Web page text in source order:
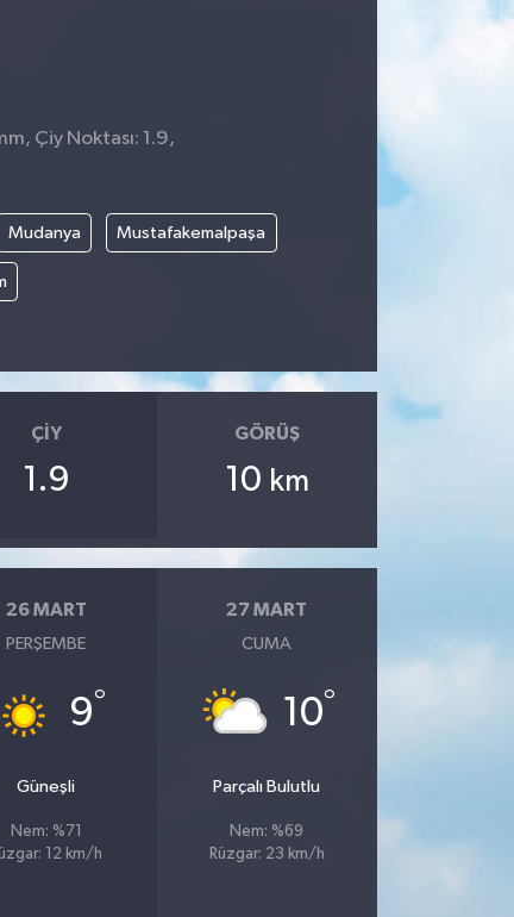
Çiy Noktası: 1.9,
Mudanya Mustafakemalpaşa
ÇIY
1.9
GÖRÜŞ
10 km
26 MART
PERŞEMBE
9°
Güneşli
Nem: %71
12 km/h
27 MART
CUMA
10°
Parçalı Bulutlu
Nem: %69
Rüzgar: 23 km/h